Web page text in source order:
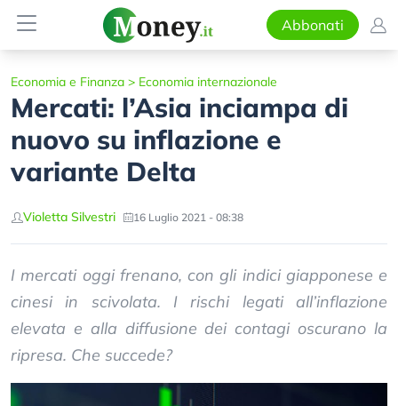
Abbonati
Economia e Finanza > Economia internazionale
Mercati: l’Asia inciampa di
nuovo su inflazione e
variante Delta
Violetta Silvestri 16 Luglio 2021 - 08:38
I mercati oggi frenano, con gli indici giapponese e
cinesi in scivolata. I rischi legati all’inflazione
elevata e alla diffusione dei contagi oscurano la
ripresa. Che succede?